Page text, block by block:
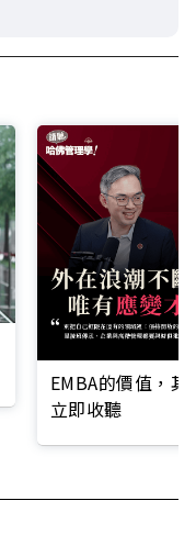
EMBA的價值，
立即收聽